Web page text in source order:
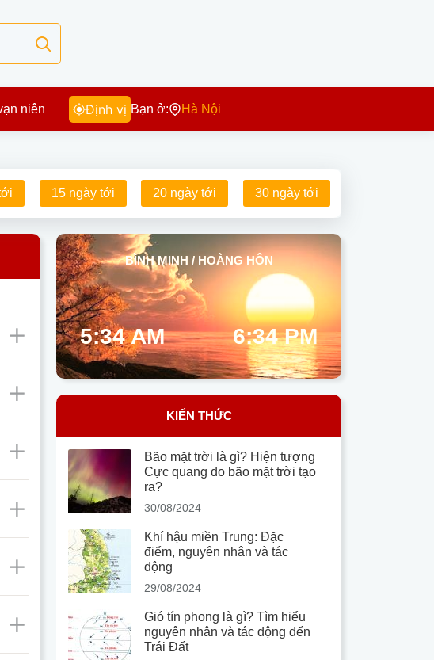
niên Định vị Bạn ở: Hà Nội
15 ngày tới 20 ngày tới 30 ngày tới
BÌNH MINH / HOÀNG HÔN
5:34 AM 6:34 PM
KIẾN THỨC
Bão mặt trời là gì? Hiện tượng
Cực quang do bão mặt trời tạo
ra?
30/08/2024
Khí hậu miền Trung: Đặc
điểm, nguyên nhân và tác
động
29/08/2024
Gió tín phong là gì? Tìm hiểu
nguyên nhân và tác động đến
Trái Đất